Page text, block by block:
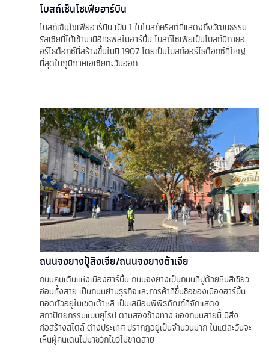
โบสถ์เซ็นโซเฟียฮาร์บิน
โบสถ์เซ็นโซเฟียฮาร์บิน เป็น 1 ในโบสถ์คริสต์ที่แสดงถึงวัฒนธรรม
รัสเซียที่ได้เข้ามามีอิทธพลในฮาร์บิ้น โบสถ์โซเฟียเป็นโบสถ์นิกายอ
อร์โธด็อกซ์ที่สร้างขึ้นในปี 1907 โดยเป็นโบสถ์ออร์โธด็อกซ์ที่ใหญ่
ที่สุดในภูมิภาคเอเซียตะวันออก
ถนนจงยางปู้สิงเจีย/ถนนจงยางต้าเจีย
ถนนคนเดินแห่งเมืองฮาร์บิ้น ถนนจงยางเป็นถนนที่ปูด้วยหินสีเขียว
อ่อนทั้งสาย เป็นถนนย่านธุรกิจและการค้าที่ขึ้นชื่อของเมืองฮาร์บิ้น
ทอดตัวอยู่ในเขตเต้าหลี่ เป็นเสมือนพิพิธภัณฑ์ที่จัดแสดง
สถาปัตยกรรมแบบยุโรป ตามสองข้างทาง ของถนนสายนี้ มีสิ่ง
ก่อสร้างสไตล์ ต่างประเทศ ปรากฏอยู่เป็นจำนวนมาก ในแต่ละวันจะ
เห็นผู้คนเดินไปมาขวักไขว่ไม่ขาดสาย